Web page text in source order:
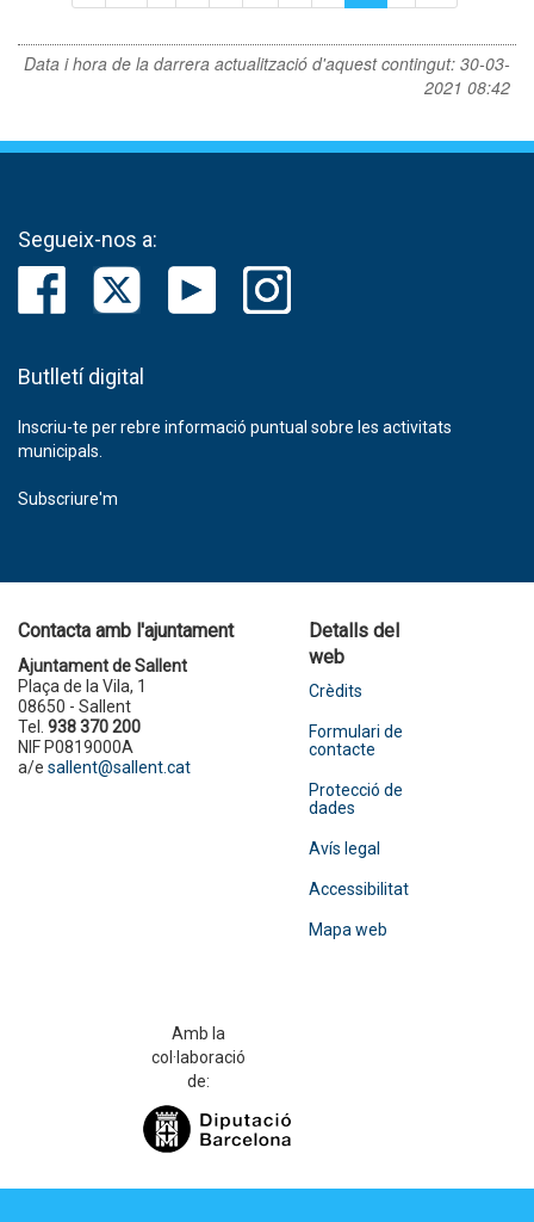
Data i hora de la darrera actualització d'aquest contingut: 30-03-
2021 08:42
Segueix-nos a:
Butlletí digital
Inscriu-te per rebre informació puntual sobre les activitats
municipals.
Subscriure'm
Contacta amb l'ajuntament
Ajuntament de Sallent
Plaça de la Vila, 1
08650 - Sallent
Tel. 938 370 200
NIF P0819000A
a/e sallent@sallent.cat
Detalls del
web
Crèdits
Formulari de
contacte
Protecció de
dades
Avís legal
Accessibilitat
Mapa web
Amb la
col·laboració
de: